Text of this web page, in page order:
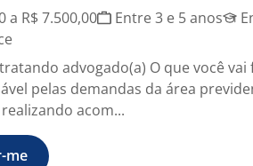
a R$ 7.500,00
Entre 3 e 5 anos
advogado(a) O que você vai
pelas demandas da área
acom...
me